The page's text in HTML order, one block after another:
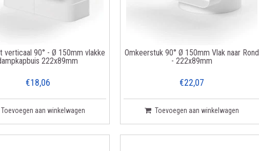
verticaal 90° - Ø 150mm vlakke
222x89mm
€18,06
Toevoegen aan winkelwagen
Omkeerstuk 90° Ø 150mm Vlak naar Rond
- 222x89mm
€22,07
Toevoegen aan winkelwagen